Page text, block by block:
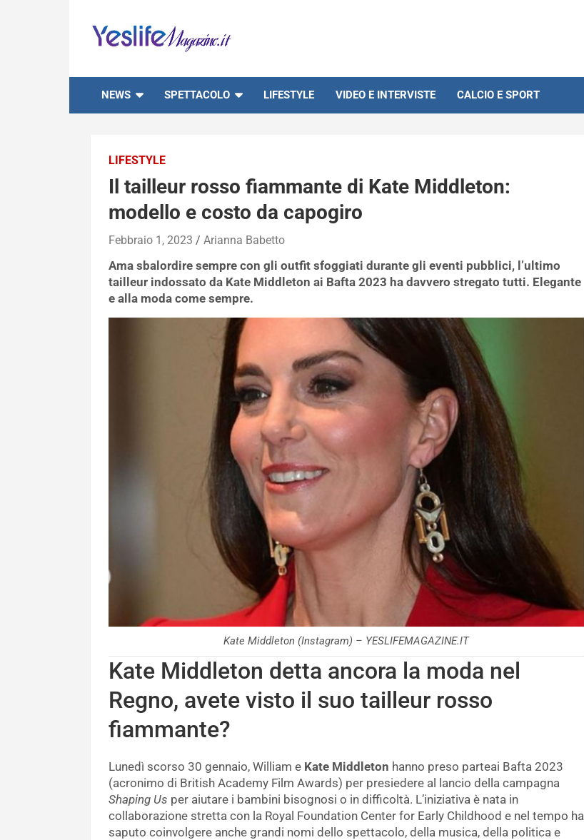
content
NEWS SPETTACOLO LIFESTYLE VIDEO E INTERVISTE CALCIO E SPORT
LIFESTYLE
Il tailleur rosso fiammante di Kate Middleton:
modello e costo da capogiro
Febbraio 1, 2023 Arianna Babetto
Ama sbalordire sempre con gli outfit sfoggiati durante gli eventi pubblici, l’ultimo
tailleur indossato da Kate Middleton ai Bafta 2023 ha davvero stregato tutti. Elegante
e alla moda come sempre.
Kate Middleton (Instagram) – YESLIFEMAGAZINE.IT
Kate Middleton detta ancora la moda nel
Regno, avete visto il suo tailleur rosso
fiammante?
Lunedì scorso 30 gennaio, William e Kate Middleton hanno preso parteai Bafta 2023
(acronimo di British Academy Film Awards) per presiedere al lancio della campagna
Shaping Us per aiutare i bambini bisognosi o in difficoltà. L’iniziativa è nata in
collaborazione stretta con la Royal Foundation Center for Early Childhood e nel tempo ha
saputo coinvolgere anche grandi nomi dello spettacolo, della musica, della politica e